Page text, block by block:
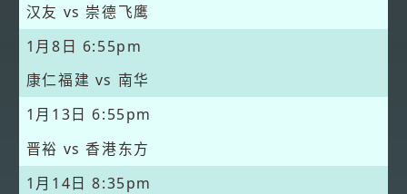
汉友 vs 崇德飞鹰
1月8日 6:55pm
康仁福建 vs 南华
1月13日 6:55pm
晋裕 vs 香港东方
1月14日 8:35pm